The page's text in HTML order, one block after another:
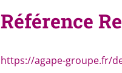
Référence
https://agape-groupe.fr/